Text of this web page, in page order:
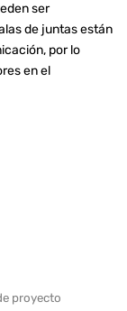
ser
de juntas están
por lo
en el
proyecto